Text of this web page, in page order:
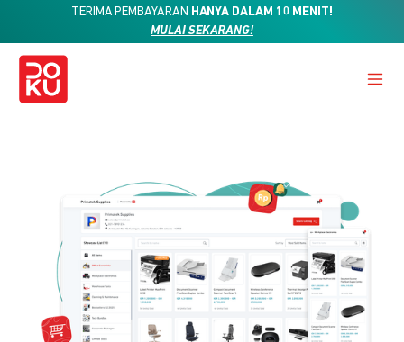
TERIMA PEMBAYARAN HANYA DALAM 10 MENIT!
MULAI SEKARANG!